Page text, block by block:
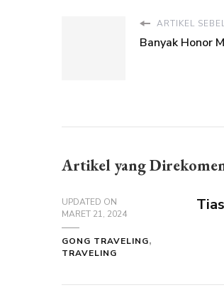
ARTIKEL
Banyak Honor
Artikel yang
UPDATED ON
MARET 21, 2024
GONG TRAVELING
TRAVELING